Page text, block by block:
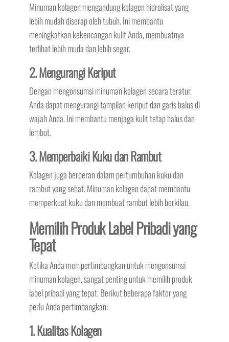
Minuman kolagen mengandung kolagen hidrolisat yang
lebih mudah diserap oleh tubuh. Ini membantu
meningkatkan kekencangan kulit Anda, membuatnya
terlihat lebih muda dan lebih segar.
2. Mengurangi Keriput
Dengan mengonsumsi minuman kolagen secara teratur,
Anda dapat mengurangi tampilan keriput dan garis halus di
wajah Anda. Ini membantu menjaga kulit tetap halus dan
lembut.
3. Memperbaiki Kuku dan Rambut
Kolagen juga berperan dalam pertumbuhan kuku dan
rambut yang sehat. Minuman kolagen dapat membantu
memperkuat kuku dan membuat rambut lebih berkilau.
Memilih Produk Label Pribadi yang
Tepat
Ketika Anda mempertimbangkan untuk mengonsumsi
minuman kolagen, sangat penting untuk memilih produk
label pribadi yang tepat. Berikut beberapa faktor yang
perlu Anda pertimbangkan:
1. Kualitas Kolagen